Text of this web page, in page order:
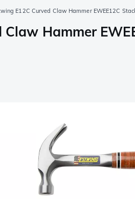
E12C Curved Claw Hammer EWEE12C
Claw Hammer